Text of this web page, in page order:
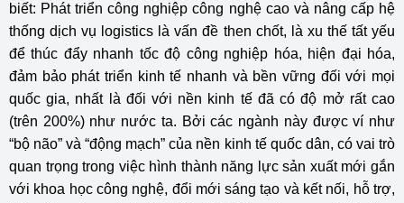
biết: Phát triển công nghiệp công nghệ cao và nâng cấp hệ
thống dịch vụ logistics là vấn đề then chốt, là xu thế tất yếu
để thúc đẩy nhanh tốc độ công nghiệp hóa, hiện đại hóa,
đảm bảo phát triển kinh tế nhanh và bền vững đối với mọi
quốc gia, nhất là đối với nền kinh tế đã có độ mở rất cao
(trên 200%) như nước ta. Bởi các ngành này được ví như
“bộ não” và “động mạch” của nền kinh tế quốc dân, có vai trò
quan trọng trong việc hình thành năng lực sản xuất mới gắn
với khoa học công nghệ, đổi mới sáng tạo và kết nối, hỗ trợ,